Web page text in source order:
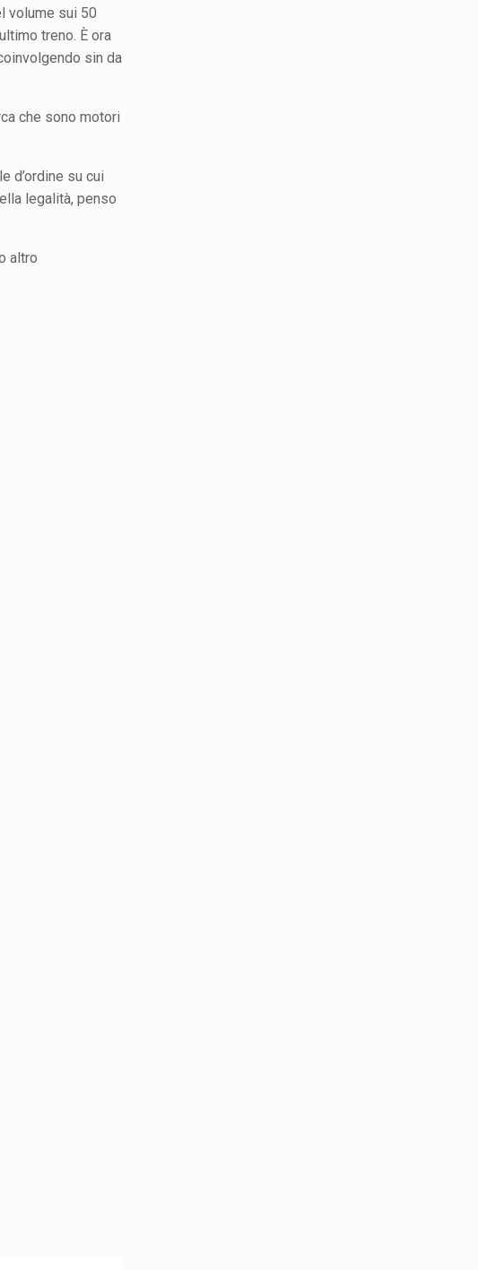
volume sui 50
treno. È ora
sin da
che sono motori
d’ordine su cui
legalità, penso
altro